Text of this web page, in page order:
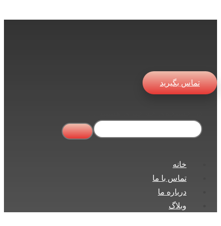
تماس بگیرید
خانه
تماس با ما
درباره ما
وبلاگ